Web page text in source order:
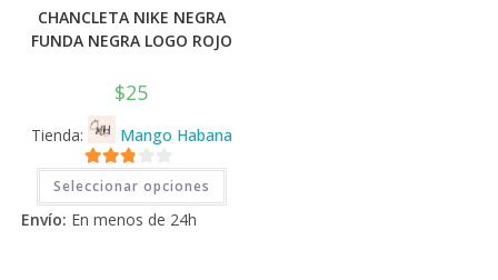
CHANCLETA NIKE NEGRA
FUNDA NEGRA LOGO ROJO
$25
Tienda: Mango Habana
2.71
de 5
Seleccionar opciones
Este
tiene
Envío: En menos de 24h